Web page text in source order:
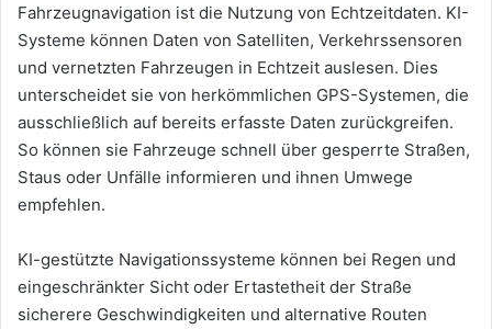
Fahrzeugnavigation ist die Nutzung von Echtzeitdaten. KI-
Systeme können Daten von Satelliten, Verkehrssensoren
und vernetzten Fahrzeugen in Echtzeit auslesen. Dies
unterscheidet sie von herkömmlichen GPS-Systemen, die
ausschließlich auf bereits erfasste Daten zurückgreifen.
So können sie Fahrzeuge schnell über gesperrte Straßen,
Staus oder Unfälle informieren und ihnen Umwege
empfehlen.
KI-gestützte Navigationssysteme können bei Regen und
eingeschränkter Sicht oder Ertastetheit der Straße
sicherere Geschwindigkeiten und alternative Routen